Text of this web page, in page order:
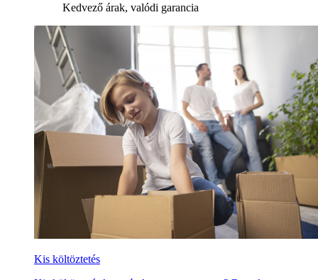
Kedvező árak, valódi garancia
Kis költöztetés